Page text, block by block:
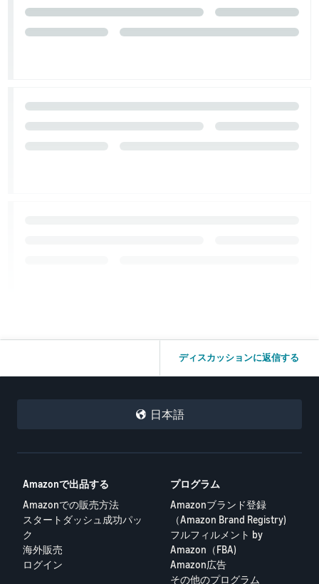
ディスカッションに返信する
日本語
Amazonで出品する
Amazonでの販売方法
スタートダッシュ成功パッ
ク
海外販売
ログイン
プログラム
Amazonブランド登録
（Amazon Brand Registry)
フルフィルメント by
Amazon（FBA)
Amazon広告
その他のプログラム